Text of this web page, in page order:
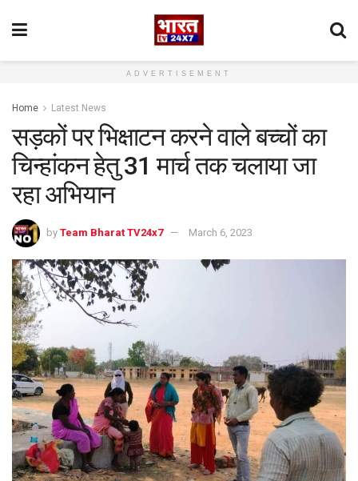
ADVERTISEMENT
Home Latest News
सड़कों पर भिक्षाटन करने वाले बच्चों का
चिन्हांकन हेतु 31 मार्च तक चलाया जा
रहा अभियान
by Team Bharat TV24x7 March 6, 2023